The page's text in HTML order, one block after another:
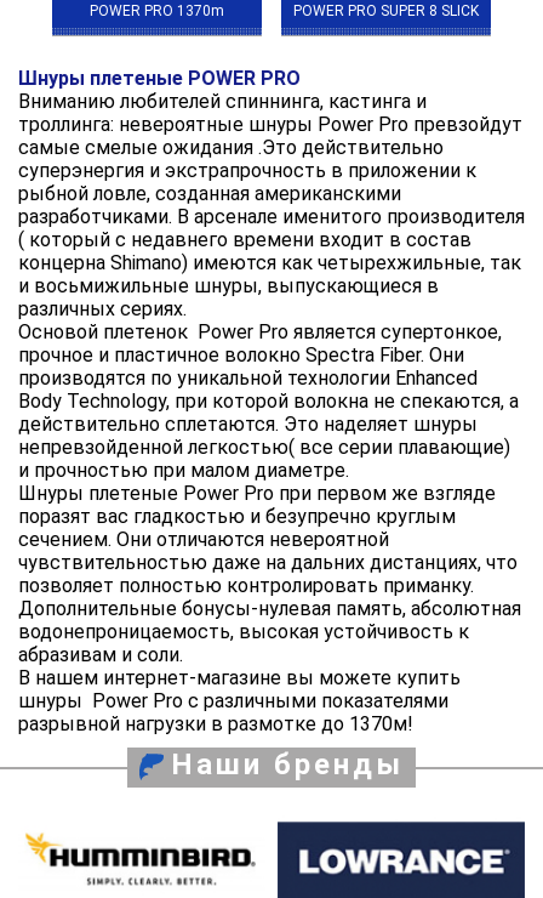
POWER PRO 1370m POWER PRO SUPER 8 SLICK
Шнуры плетеные POWER PRO
Вниманию любителей спиннинга, кастинга и
троллинга: невероятные шнуры Power Pro превзойдут
самые смелые ожидания .Это действительно
суперэнергия и экстрапрочность в приложении к
рыбной ловле, созданная американскими
разработчиками. В арсенале именитого производителя
( который с недавнего времени входит в состав
концерна Shimano) имеются как четырехжильные, так
и восьмижильные шнуры, выпускающиеся в
различных сериях.
Основой плетенок Power Pro является супертонкое,
прочное и пластичное волокно Spectra Fiber. Они
производятся по уникальной технологии Enhanced
Body Technology, при которой волокна не спекаются, а
действительно сплетаются. Это наделяет шнуры
непревзойденной легкостью( все серии плавающие)
и прочностью при малом диаметре.
Шнуры плетеные Power Pro при первом же взгляде
поразят вас гладкостью и безупречно круглым
сечением. Они отличаются невероятной
чувствительностью даже на дальних дистанциях, что
позволяет полностью контролировать приманку.
Дополнительные бонусы-нулевая память, абсолютная
водонепроницаемость, высокая устойчивость к
абразивам и соли.
В нашем интернет-магазине вы можете купить
шнуры Power Pro с различными показателями
разрывной нагрузки в размотке до 1370м!
Наши бренды